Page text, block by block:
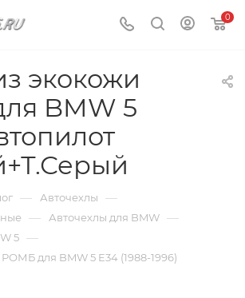
0
экокожи
BMW 5
— Авточехлы —
— Авточехлы для BMW —
5 —
для BMW 5 E34 (1988-1996)